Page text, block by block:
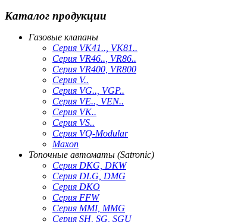
Каталог продукции
Газовые клапаны
Серия VK41.., VK81..
Серия VR46.., VR86..
Серия VR400, VR800
Серия V..
Серия VG.., VGP..
Серия VE.., VEN..
Серия VK..
Серия VS..
Серия VQ-Modular
Maxon
Топочные автоматы (Satronic)
Серия DKG, DKW
Серия DLG, DMG
Серия DKO
Серия FFW
Серия MMI, MMG
Серия SH, SG, SGU